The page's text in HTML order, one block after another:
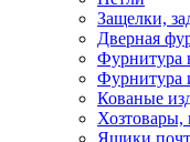
Защелки,
Дверная
Фурнитура
Фурнитура
Кованые
Хозтовары,
Ящики